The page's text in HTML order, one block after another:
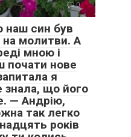
0
наш син був
молитви. А
мною і
почати нове
я
знала, що його
— Андрію,
так легко
років